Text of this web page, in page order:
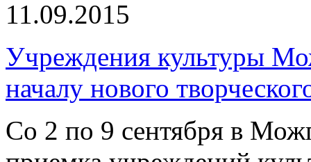
11.09.2015
Учреждения культуры
началу нового
Со 2 по 9 сентября в